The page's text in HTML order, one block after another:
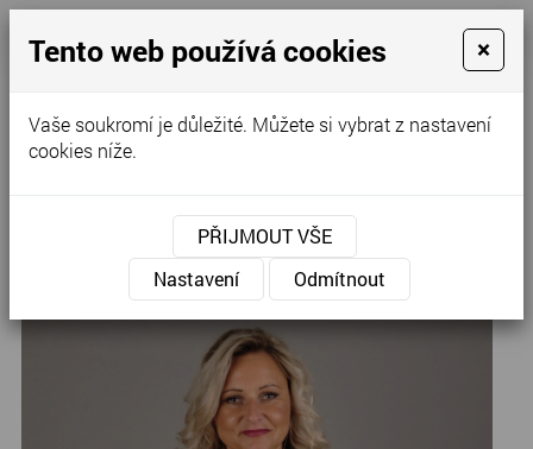
Kontaktujte nás
Tento web používá cookies ×
Vaše soukromí je důležité. Můžete si vybrat z nastavení
cookies níže.
PŘIJMOUT VŠE
Nastavení
Odmítnout